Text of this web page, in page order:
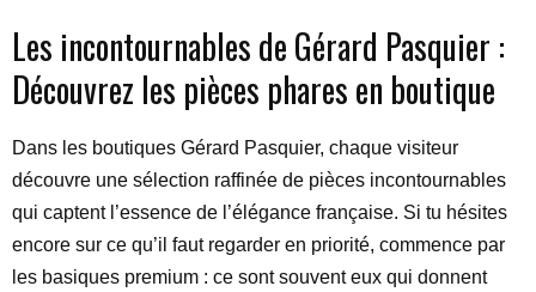
Les incontournables de Gérard Pasquier :
Découvrez les pièces phares en boutique
Dans les boutiques Gérard Pasquier, chaque visiteur
découvre une sélection raffinée de pièces incontournables
qui captent l’essence de l’élégance française. Si tu hésites
encore sur ce qu’il faut regarder en priorité, commence par
les basiques premium : ce sont souvent eux qui donnent